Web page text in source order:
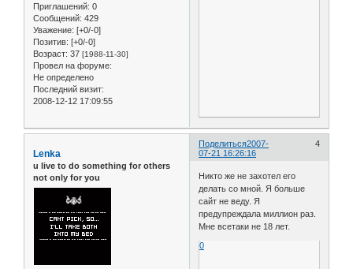
Приглашений: 0
Сообщений: 429
Уважение: [+0/-0]
Позитив: [+0/-0]
Возраст: 37 [1988-11-30]
Провел на форуме:
Не определено
Последний визит:
2008-12-12 17:09:55
Поделиться 4
2007-
07-21 16:26:16
Lenka
u live to do something for others
not only for you
Никто же не захотел его
делать со мной. Я больше
сайт не веду. Я
предупреждала миллион раз.
Мне всетаки не 18 лет.
0